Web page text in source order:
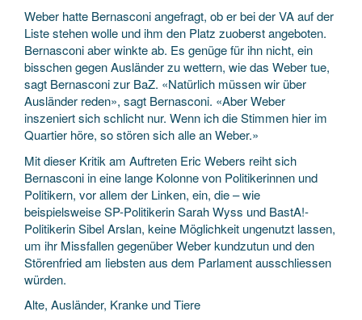
Weber hatte Bernasconi angefragt, ob er bei der VA auf der
Liste stehen wolle und ihm den Platz zuoberst angeboten.
Bernasconi aber winkte ab. Es genüge für ihn nicht, ein
bisschen gegen Ausländer zu wettern, wie das Weber tue,
sagt Bernasconi zur BaZ. «Natürlich müssen wir über
Ausländer reden», sagt Bernasconi. «Aber Weber
inszeniert sich schlicht nur. Wenn ich die Stimmen hier im
Quartier höre, so stören sich alle an Weber.»
Mit dieser Kritik am Auftreten Eric Webers reiht sich
Bernasconi in eine lange Kolonne von Politikerinnen und
Politikern, vor allem der Linken, ein, die – wie
beispielsweise SP-Politikerin Sarah Wyss und BastA!-
Politikerin Sibel Arslan, keine Möglichkeit ungenutzt lassen,
um ihr Missfallen gegenüber Weber kundzutun und den
Störenfried am liebsten aus dem Parlament ausschliessen
würden.
Alte, Ausländer, Kranke und Tiere